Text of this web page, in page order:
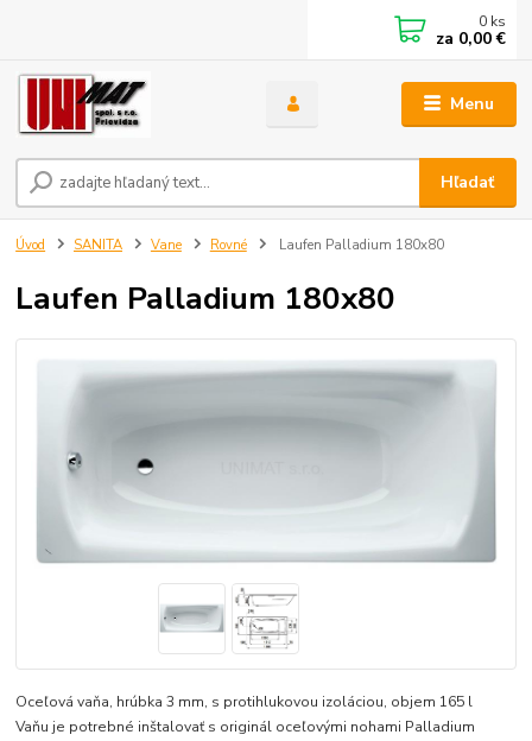
Menu
Hľadať
0 ks
za 0,00 €
Úvod SANITA Vane Rovné Laufen Palladium 180x80
Laufen Palladium 180x80
Oceľová vaňa, hrúbka 3 mm, s protihlukovou izoláciou, objem 165 l
Vaňu je potrebné inštalovať s originál oceľovými nohami Palladium